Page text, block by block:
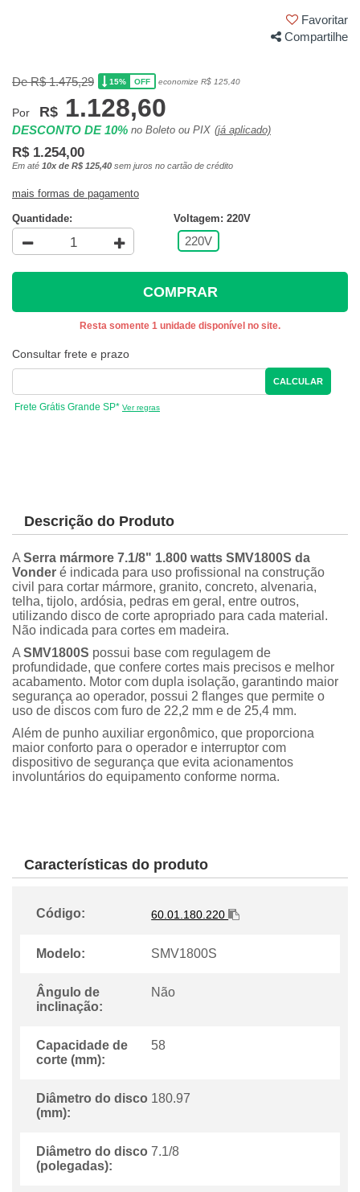
Favoritar
Compartilhe
De R$ 1.475,29 15% OFF economize R$ 125,40
Por R$ 1.128,60
DESCONTO DE 10% no Boleto ou PIX (já aplicado)
R$ 1.254,00
Em até 10x de R$ 125,40 sem juros no cartão de crédito
mais formas de pagamento
Quantidade: Voltagem: 220V
220V
COMPRAR
Resta somente 1 unidade disponível no site.
Consultar frete e prazo
CALCULAR
Frete Grátis Grande SP* Ver regras
Descrição do Produto
A Serra mármore 7.1/8" 1.800 watts SMV1800S da
Vonder é indicada para uso profissional na construção
civil para cortar mármore, granito, concreto, alvenaria,
telha, tijolo, ardósia, pedras em geral, entre outros,
utilizando disco de corte apropriado para cada material.
Não indicada para cortes em madeira.
A SMV1800S possui base com regulagem de
profundidade, que confere cortes mais precisos e melhor
acabamento. Motor com dupla isolação, garantindo maior
segurança ao operador, possui 2 flanges que permite o
uso de discos com furo de 22,2 mm e de 25,4 mm.
Além de punho auxiliar ergonômico, que proporciona
maior conforto para o operador e interruptor com
dispositivo de segurança que evita acionamentos
involuntários do equipamento conforme norma.
Características do produto
Código: 60.01.180.220
Modelo: SMV1800S
ngulo de
inclinação:
Não
Capacidade de
corte (mm):
58
Diâmetro do disco
(mm):
180.97
Diâmetro do disco
(polegadas):
7.1/8